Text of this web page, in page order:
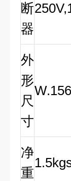
断
器
外
形
尺
寸
净
重